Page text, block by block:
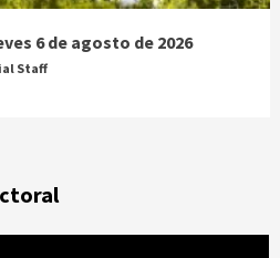
6 de agosto de 2026
Staff